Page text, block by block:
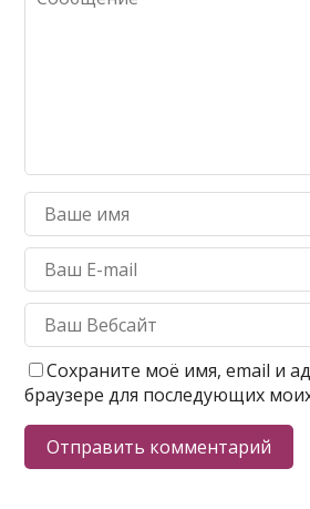
Сохраните моё имя, email и
браузере для последующих